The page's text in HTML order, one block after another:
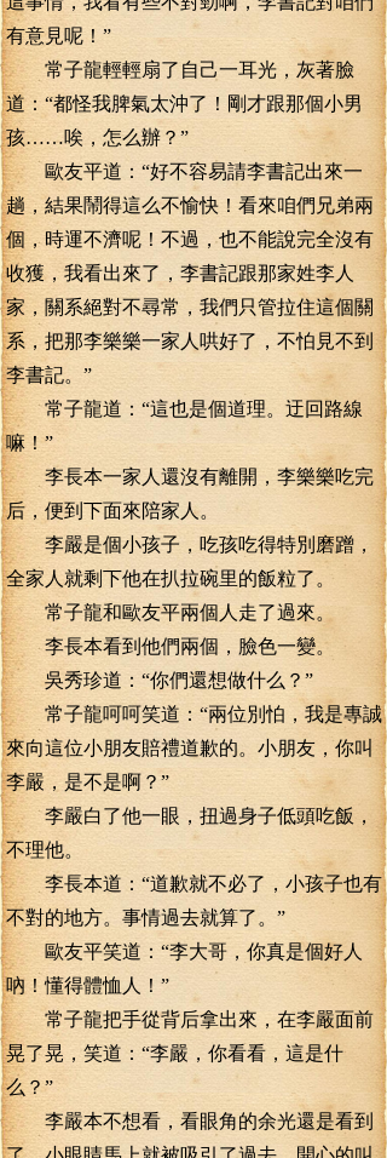
有意見呢！”
常子龍輕輕扇了自己一耳光，灰著臉
道：“都怪我脾氣太沖了！剛才跟那個小男
孩……唉，怎么辦？”
歐友平道：“好不容易請李書記出來一
趟，結果鬧得這么不愉快！看來咱們兄弟兩
個，時運不濟呢！不過，也不能說完全沒有
收獲，我看出來了，李書記跟那家姓李人
家，關系絕對不尋常，我們只管拉住這個關
系，把那李樂樂一家人哄好了，不怕見不到
李書記。”
常子龍道：“這也是個道理。迂回路線
嘛！”
李長本一家人還沒有離開，李樂樂吃完
后，便到下面來陪家人。
李嚴是個小孩子，吃孩吃得特別磨蹭，
全家人就剩下他在扒拉碗里的飯粒了。
常子龍和歐友平兩個人走了過來。
李長本看到他們兩個，臉色一變。
吳秀珍道：“你們還想做什么？”
常子龍呵呵笑道：“兩位別怕，我是專誠
來向這位小朋友賠禮道歉的。小朋友，你叫
李嚴，是不是啊？”
李嚴白了他一眼，扭過身子低頭吃飯，
不理他。
李長本道：“道歉就不必了，小孩子也有
不對的地方。事情過去就算了。”
歐友平笑道：“李大哥，你真是個好人
吶！懂得體恤人！”
常子龍把手從背后拿出來，在李嚴面前
晃了晃，笑道：“李嚴，你看看，這是什
么？”
李嚴本不想看，看眼角的余光還是看到